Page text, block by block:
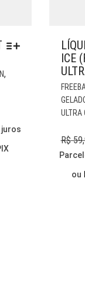
,
AS
ICE
ULTRA
R$
ou